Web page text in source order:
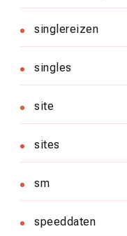
singlereizen
singles
site
sites
sm
speeddaten